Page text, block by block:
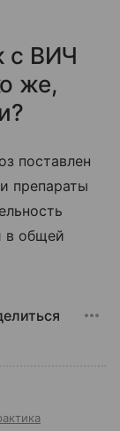
с ВИЧ
же,
поставлен
препараты
в общей